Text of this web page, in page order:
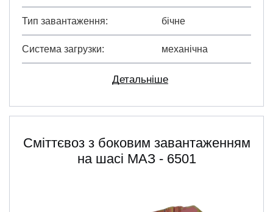
Тип завантаження бічне
Система загрузки механічна
Детальніше
Сміттєвоз з боковим завантаженням
на шасі МАЗ - 6501